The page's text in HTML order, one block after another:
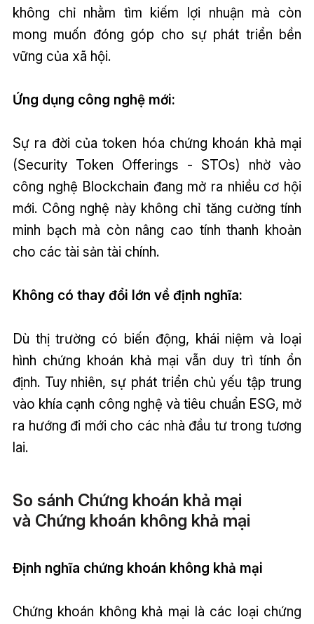
không chỉ nhằm tìm kiếm lợi nhuận mà còn
mong muốn đóng góp cho sự phát triển bền
vững của xã hội.
Ứng dụng công nghệ mới:
Sự ra đời của token hóa chứng khoán khả mại
(Security Token Offerings - STOs) nhờ vào
công nghệ Blockchain đang mở ra nhiều cơ hội
mới. Công nghệ này không chỉ tăng cường tính
minh bạch mà còn nâng cao tính thanh khoản
cho các tài sản tài chính.
Không có thay đổi lớn về định nghĩa:
Dù thị trường có biến động, khái niệm và loại
hình chứng khoán khả mại vẫn duy trì tính ổn
định. Tuy nhiên, sự phát triển chủ yếu tập trung
vào khía cạnh công nghệ và tiêu chuẩn ESG, mở
ra hướng đi mới cho các nhà đầu tư trong tương
lai.
So sánh Chứng khoán khả mại
và Chứng khoán không khả mại
Định nghĩa chứng khoán không khả mại
Chứng khoán không khả mại là các loại chứng